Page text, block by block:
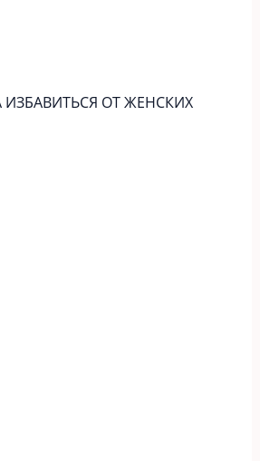
ИЗБАВИТЬСЯ ОТ ЖЕНСКИХ